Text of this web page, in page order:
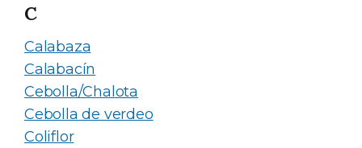
C
Calabaza
Calabacín
Cebolla/Chalota
Cebolla de verdeo
Coliflor